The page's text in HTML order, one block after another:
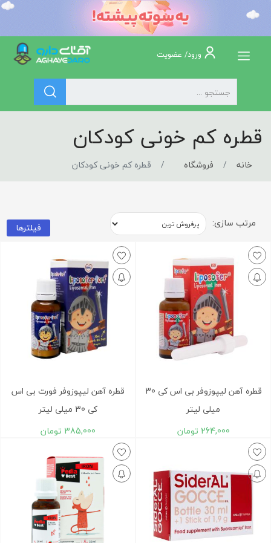
ورود/ عضویت
قطره کم خونی کودکان
خانه فروشگاه قطره کم خونی کودکان
مرتب سازی: فیلترها
قطره آهن لیپوزوفر بی اس کی 30
میلی لیتر
264,000 تومان
قطره آهن لیپوزوفر فورت بی اس
کی 30 میلی لیتر
385,000 تومان